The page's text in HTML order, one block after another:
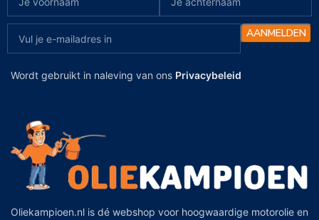
Wordt gebruikt in naleving van ons Privacybeleid
Oliekampioen.nl is dé webshop voor hoogwaardige motorolie en